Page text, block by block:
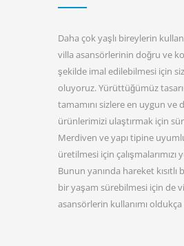
Daha çok yaşlı bireylerin
villa asansörlerinin doğru ve
şekilde imal edilebilmesi için
oluyoruz. Yürüttüğümüz
tamamını sizlere en uygun ve
ürünlerimizi ulaştırmak için
Merdiven ve yapı tipine
üretilmesi için
Bunun yanında hareket
bir yaşam sürebilmesi için de
asansörlerin kullanımı oldukça